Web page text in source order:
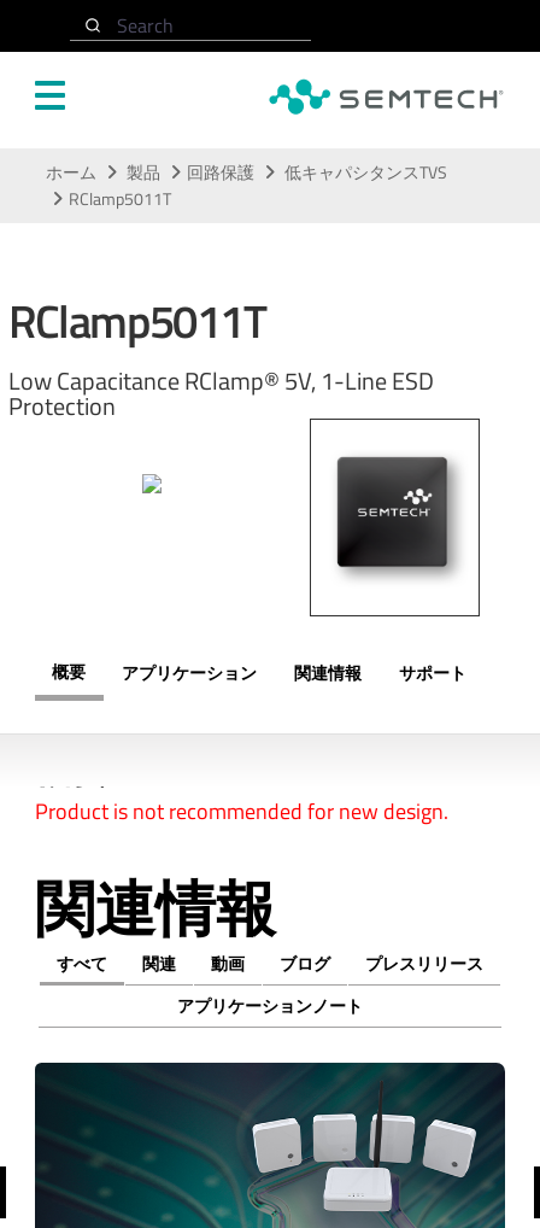
Search
ホーム 製品 回路保護
低キャパシタンスTVS
RClamp5011T
RClamp5011T
Low Capacitance RClamp® 5V, 1-Line ESD
Protection
概要 アプリケーション 関連情報 サポート
Product is not recommended for new design.
関連情報
すべて 関連 動画 ブログ
プレスリリース
アプリケーションノート